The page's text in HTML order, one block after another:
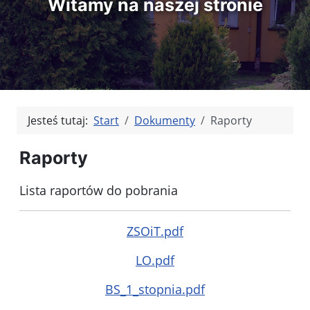
Witamy na naszej stronie
Jesteś tutaj: Start Dokumenty Raporty
Raporty
Lista raportów do pobrania
ZSOiT.pdf
LO.pdf
BS_1_stopnia.pdf